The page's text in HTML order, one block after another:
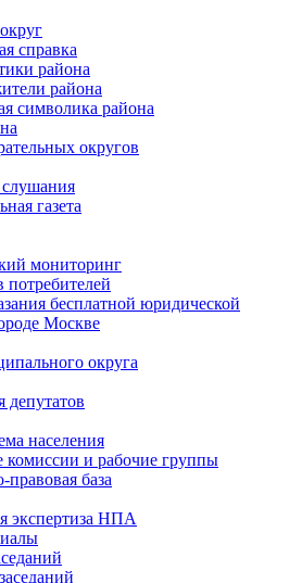
справка
района
района
символика района
округов
газета
мониторинг
потребителей
бесплатной юридической
Москве
округа
населения
комиссии и рабочие группы
база
экспертиза НПА